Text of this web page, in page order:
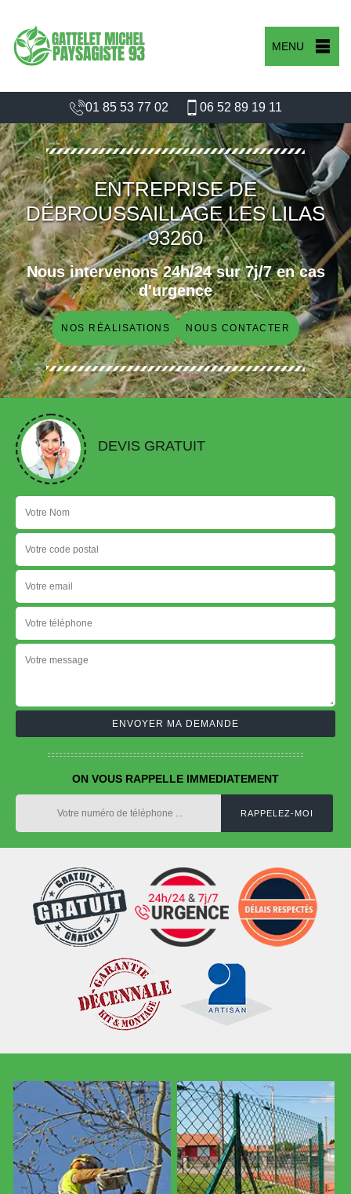
MENU
01 85 53 77 02 06 52 89 19 11
ENTREPRISE DE
DÉBROUSSAILLAGE LES LILAS
93260
Nous intervenons 24h/24 sur 7j/7 en cas
d'urgence
NOS RÉALISATIONS NOUS CONTACTER
DEVIS GRATUIT
ON VOUS RAPPELLE IMMEDIATEMENT